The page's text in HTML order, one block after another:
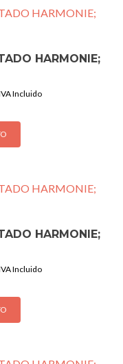
HARMONIE;
Incluido
HARMONIE;
Incluido